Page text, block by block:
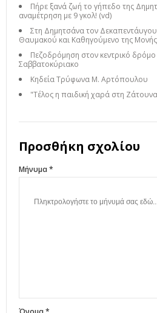
Πήρε ξανά ζωή το γήπεδο της
αναμέτρηση με 9 γκολ! (vd)
Στη Δημητσάνα τον
Θαυμακού και Καθηγούμενο της
Πεζοδρόμηση στον κεντρικό
Σαββατοκύριακο
Κηδεία Τρύφωνα Μ. Αρτόπουλου
"Τέλος η παιδική χαρά στη
Προσθήκη σχολίου
Μήνυμα *